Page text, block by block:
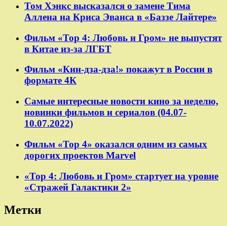
Том Хэнкс высказался о замене Тима
Аллена на Криса Эванса в «Баззе Лайтере»
Фильм «Тор 4: Любовь и Гром» не выпустят
в Китае из-за ЛГБТ
Фильм «Кин-дза-дза!» покажут в России в
формате 4К
Самые интересные новости кино за неделю,
новинки фильмов и сериалов (04.07-
10.07.2022)
Фильм «Тор 4» оказался одним из самых
дорогих проектов Marvel
«Тор 4: Любовь и Гром» стартует на уровне
«Стражей Галактики 2»
Метки